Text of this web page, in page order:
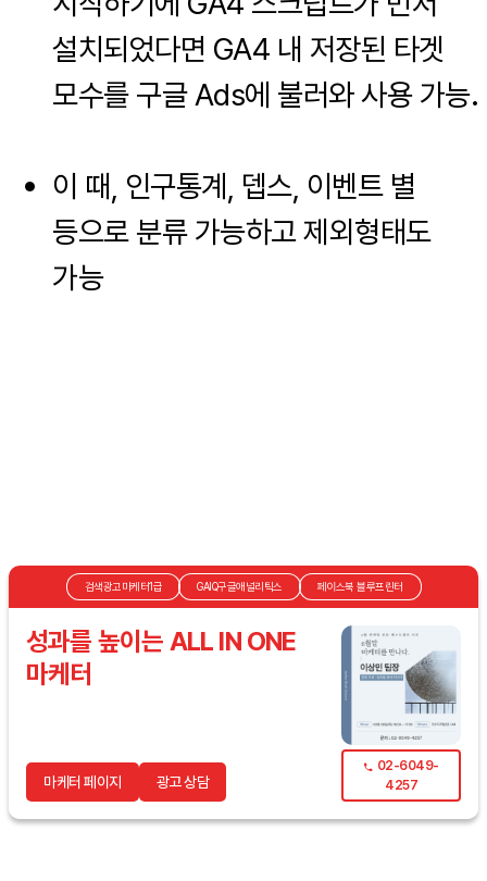
설치되었다면 GA4 내 저장된 타겟
모수를 구글 Ads에 불러와 사용 가능.
이 때, 인구통계, 뎁스, 이벤트 별
등으로 분류 가능하고 제외형태도
가능
검색광고마케터1급 GAIQ구글애널리틱스 페이스북 블루프린터
성과를 높이는 ALL IN ONE
마케터
마케터 페이지 광고 상담
02-6049-
4257